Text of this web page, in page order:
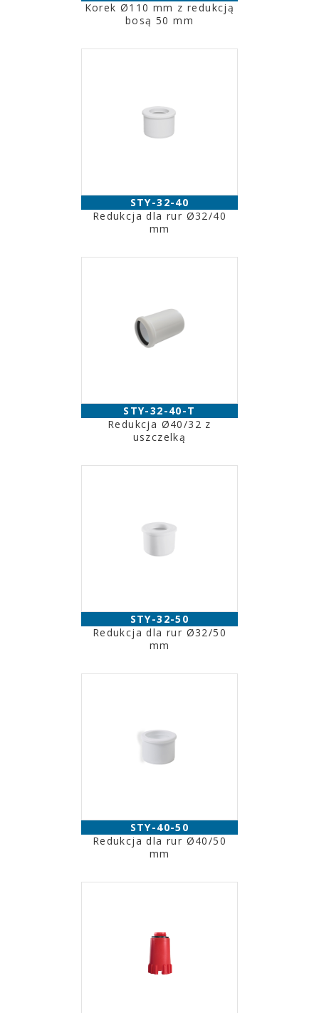
Korek Ø110 mm z redukcją
bosą 50 mm
STY-32-40
Redukcja dla rur Ø32/40
mm
STY-32-40-T
Redukcja Ø40/32 z
uszczelką
STY-32-50
Redukcja dla rur Ø32/50
mm
STY-40-50
Redukcja dla rur Ø40/50
mm